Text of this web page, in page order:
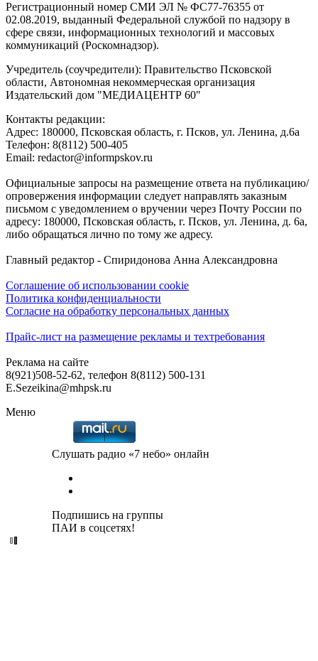
Регистрационный номер СМИ ЭЛ № ФС77-76355 от
02.08.2019, выданный Федеральной службой по надзору в
сфере связи, информационных технологий и массовых
коммуникаций (Роскомнадзор).
Учредитель (соучредители): Правительство Псковской
области, Автономная некоммерческая организация
Издательский дом "МЕДИАЦЕНТР 60"
Контакты редакции:
Адреc: 180000, Псковская область, г. Псков, ул. Ленина, д.6а
Телефон: 8(8112) 500-405
Email: redactor@informpskov.ru
Официальные запросы на размещение ответа на публикацию/
опровержения информации следует направлять заказным
письмом с уведомлением о вручении через Почту России по
адресу: 180000, Псковская область, г. Псков, ул. Ленина, д. 6а,
либо обращаться лично по тому же адресу.
Главный редактор - Спиридонова Анна Александровна
Соглашение об использовании cookie
Политика конфиденциальности
Согласие на обработку персональных данных
Прайс-лист на размещение рекламы и техтребования
Реклама на сайте
8(921)508-52-62, телефон 8(8112) 500-131
E.Sezeikina@mhpsk.ru
Меню
Слушать радио «7 небо» онлайн
Подпишись на группы
ПАИ в соцсетях!